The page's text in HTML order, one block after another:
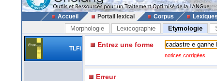
Accueil Portail lexical Corpus
Morphologie Lexicographie Etymologie
TLFi Entrez une forme
notices corrigées
Erreur